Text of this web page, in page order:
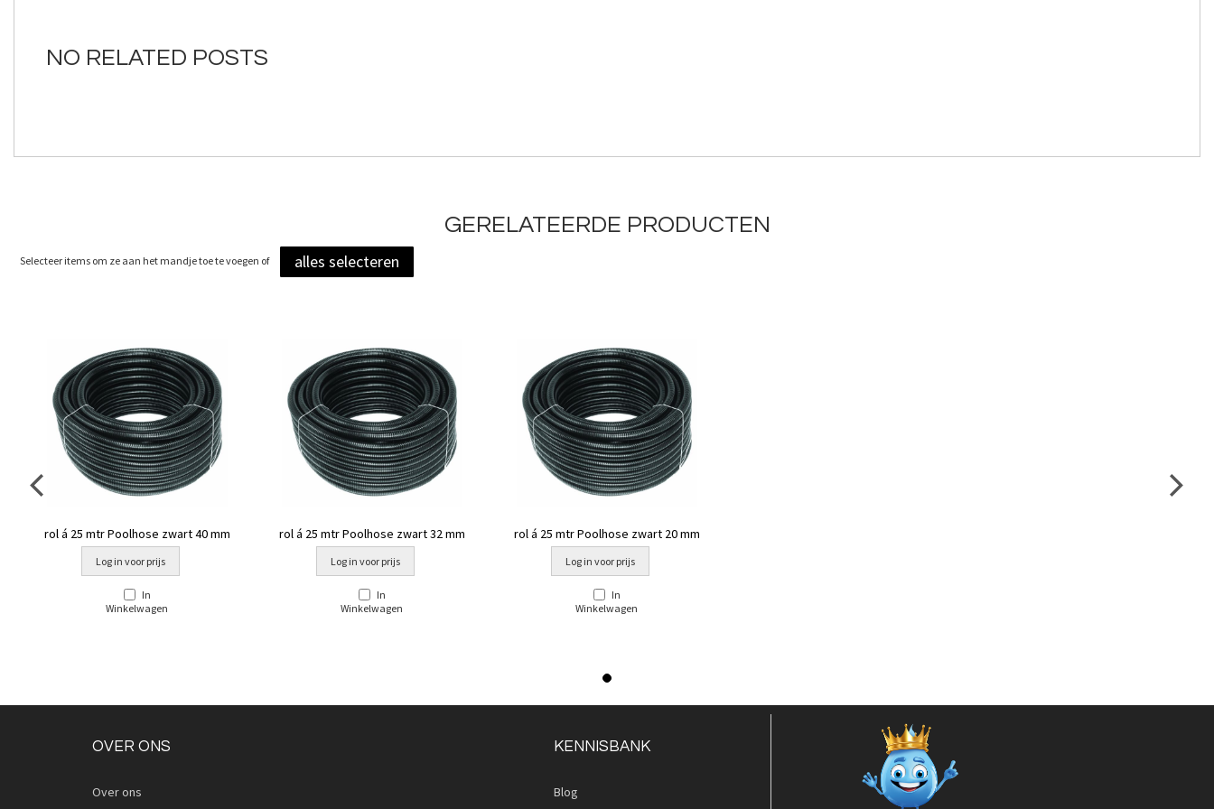
gallerijNO RELATED POSTS
GERELATEERDE PRODUCTEN
Selecteer items om ze aan het mandje toe te voegen of alles selecteren
rol á 25 mtr Poolhose zwart 40 mm
Log in voor prijs
In
Winkelwagen
rol á 25 mtr Poolhose zwart 32 mm
Log in voor prijs
In
Winkelwagen
rol á 25 mtr Poolhose zwart 20 mm
Log in voor prijs
In
Winkelwagen
OVER ONS
Over ons
KENNISBANK
Blog